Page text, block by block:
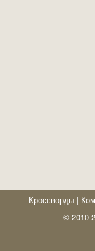
Кроссворды |
© 2010-